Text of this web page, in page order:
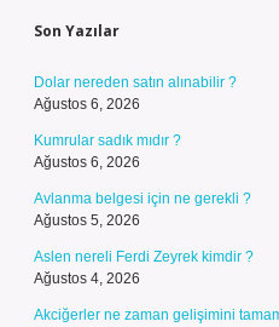
Son Yazılar
Dolar nereden satın alınabilir ?
Ağustos 6, 2026
Kumrular sadık mıdır ?
Ağustos 6, 2026
Avlanma belgesi için ne gerekli ?
Ağustos 5, 2026
Aslen nereli Ferdi Zeyrek kimdir ?
Ağustos 4, 2026
Akciğerler ne zaman gelişimini